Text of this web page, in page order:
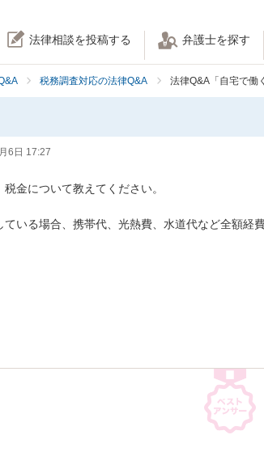
法律相談を投稿する 弁護士を探す
税務調査対応の法律Q&A 法律Q&A「自宅で働
6日 17:27
金について教えてください。
いる場合、携帯代、光熱費、水道代など全額経